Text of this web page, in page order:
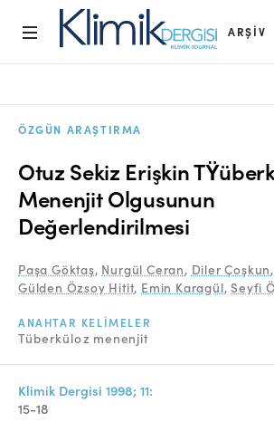
ARŞIV
Arşiv
Açık Erişim İlkesi
Yayın Kurulu
Etik İlkeler
Editoryal Süreç
Danışmanlık Süreci
Online Makale Gönderimi
ÖZGÜN ARAŞTIRMA
Otuz Sekiz Erişkin
Menenjit Olgusunun
Değerlendirilmesi
Paşa Göktaş, Nurgül Ceran, Diler Çoşkun,
Gülden Özsoy Hitit, Emin Karagül,Seyfi
ANAHTAR KELIMELER
Tüberküloz menenjit
Klimik Dergisi 1998; 11:
15-18